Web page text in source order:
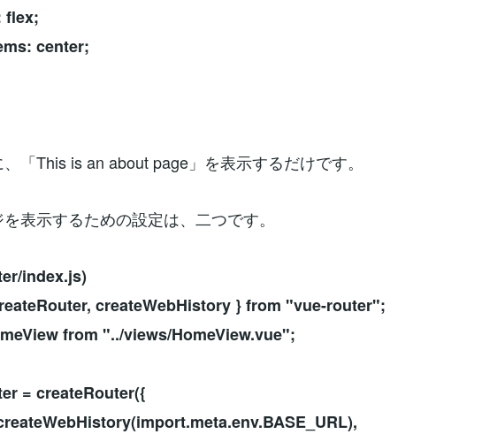
center;
「This is an about page」を表示するだけです。
表示するための設定は、二つです。
index.js)
createWebHistory } from "vue-router";
from "../views/HomeView.vue";
= createRouter({